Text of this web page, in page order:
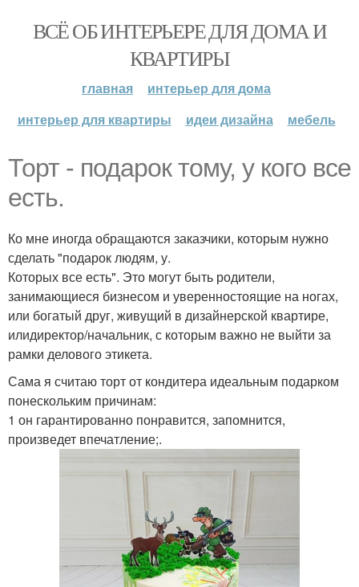
ВСЁ ОБ ИНТЕРЬЕРЕ ДЛЯ ДОМА И
КВАРТИРЫ
главная
интерьер для дома
интерьер для квартиры
идеи дизайна мебель
Торт - подарок тому, у кого все
есть.
Ко мне иногда обращаются заказчики, которым нужно
сделать "подарок людям, у.
Которых все есть". Это могут быть родители,
занимающиеся бизнесом и уверенностоящие на ногах,
или богатый друг, живущий в дизайнерской квартире,
илидиректор/начальник, с которым важно не выйти за
рамки делового этикета.
Сама я считаю торт от кондитера идеальным подарком
понескольким причинам:
1 он гарантированно понравится, запомнится,
произведет впечатление;.